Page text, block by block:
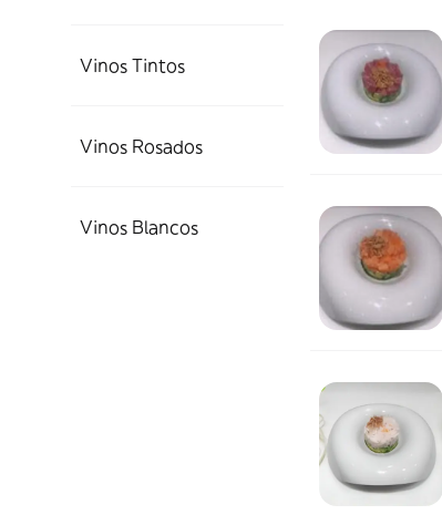
Vinos Tintos
Vinos Rosados
Vinos Blancos